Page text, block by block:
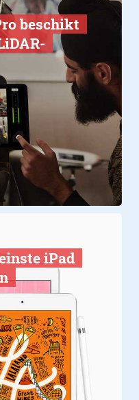
beschikt
iPad